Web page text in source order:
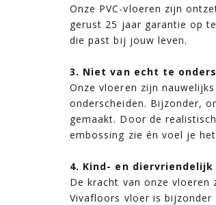
Onze PVC-vloeren zijn
gerust 25 jaar garantie op
die past bij jouw leven.
3. Niet van echt te
Onze vloeren zijn
onderscheiden. Bijzonder,
gemaakt. Door de
embossing zie én voel je
4. Kind- en diervriendelijk
De kracht van onze vloeren
Vivafloors vloer is bijzonder